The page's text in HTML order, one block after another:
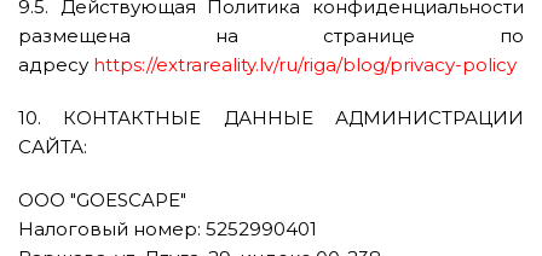
9.5. Действующая Политика конфиденциальности
размещена на странице по
адресу https://extrareality.lv/ru/riga/blog/privacy-policy
10. КОНТАКТНЫЕ ДАННЫЕ АДМИНИСТРАЦИИ
САЙТА:
ООО "GOESCAPE"
Налоговый номер: 5252990401